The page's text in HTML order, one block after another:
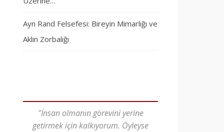
Ayn Rand Felsefesi: Bireyin Mimarlığı ve
Aklın Zorbalığı
"İnsan olmanın görevini yerine
getirmek için kalkıyorum. Öyleyse